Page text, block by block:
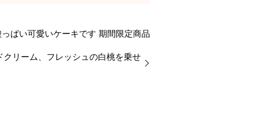
ぱい可愛いケーキです 期間限定商品
リーム、フレッシュの白桃を乗せ